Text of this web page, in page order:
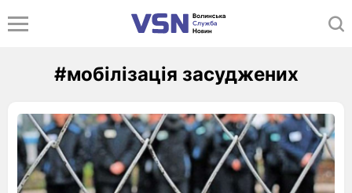
#мобілізація засуджених